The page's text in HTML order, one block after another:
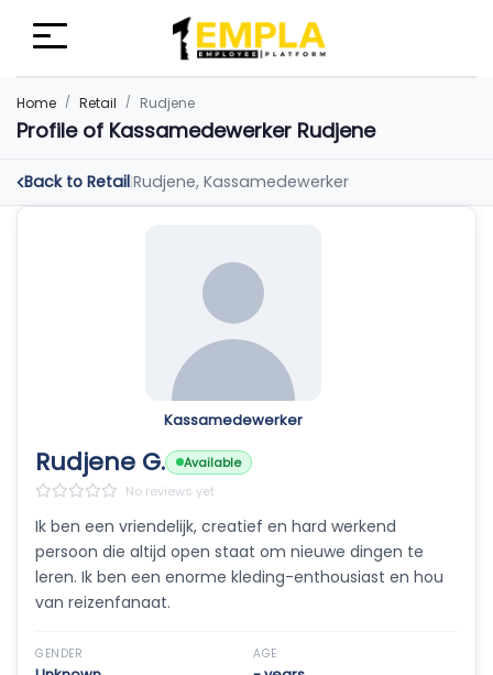
Home Retail Rudjene
Profile of Kassamedewerker Rudjene
Back to Retail|Rudjene, Kassamedewerker
Kassamedewerker
Rudjene G.
Available
No reviews yet
Ik ben een vriendelijk, creatief en hard werkend
persoon die altijd open staat om nieuwe dingen te
leren. Ik ben een enorme kleding-enthousiast en hou
van reizenfanaat.
GENDER AGE